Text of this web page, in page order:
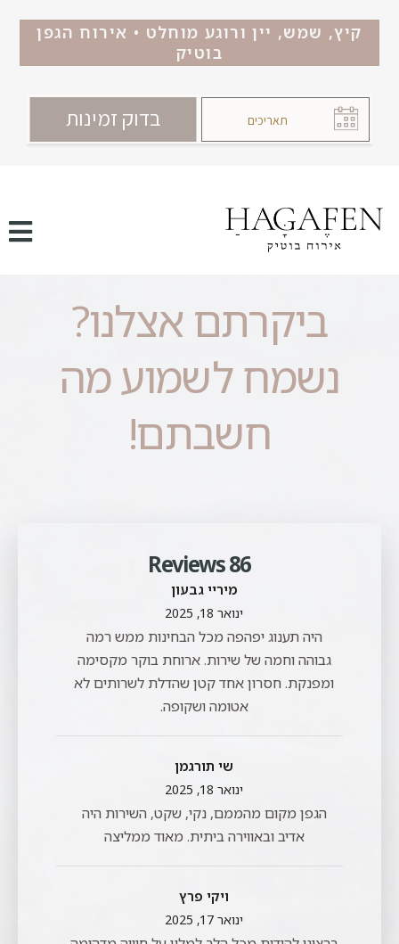
קיץ, שמש, יין ורוגע מוחלט • אירוח הגפן
בוטיק
ביקרתם אצלנו?
נשמח לשמוע מה
חשבתם!
86 Reviews
מיריי גבעון
ינואר 18, 2025
היה תענוג יפהפה מכל הבחינות ממש רמה
גבוהה וחמה של שירות. ארוחת בוקר מקסימה
ומפנקת. חסרון אחד קטן שהדלת לשרותים לא
אטומה ושקופה.
שי תורגמן
ינואר 18, 2025
הגפן מקום מהממם, נקי, שקט, השירות היה
אדיב ובאווירה ביתית. מאוד ממליצה
ויקי פרץ
ינואר 17, 2025